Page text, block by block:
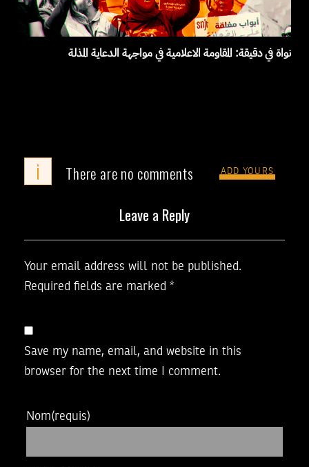
نواة في دقيقة: المقاومة الاعلامية في مواجهة الدعاية المذلة
i There are no comments ADD YOURS
Leave a Reply
Your email address will not be published.
Required fields are marked *
Save my name, email, and website in this
browser for the next time I comment.
Nom(requis)